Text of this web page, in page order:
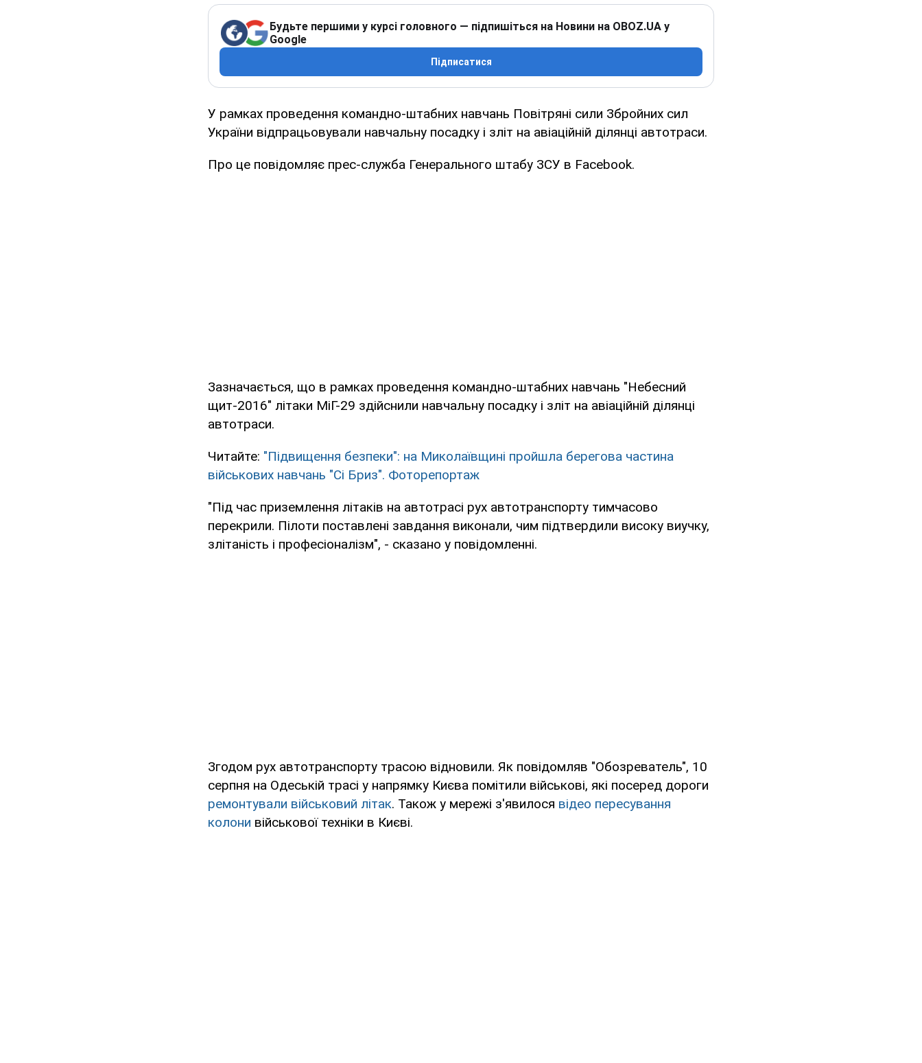
Будьте першими у курсі головного — підпишіться на Новини на OBOZ.UA у
Google
Підписатися
У рамках проведення командно-штабних навчань Повітряні сили Збройних сил
України відпрацьовували навчальну посадку і зліт на авіаційній ділянці автотраси.
Про це повідомляє прес-служба Генерального штабу ЗСУ в Facebook.
Зазначається, що в рамках проведення командно-штабних навчань "Небесний
щит-2016" літаки МіГ-29 здійснили навчальну посадку і зліт на авіаційній ділянці
автотраси.
Читайте: "Підвищення безпеки": на Миколаївщині пройшла берегова частина
військових навчань "Сі Бриз". Фоторепортаж
"Під час приземлення літаків на автотрасі рух автотранспорту тимчасово
перекрили. Пілоти поставлені завдання виконали, чим підтвердили високу виучку,
злітаність і професіоналізм", - сказано у повідомленні.
Згодом рух автотранспорту трасою відновили. Як повідомляв "Обозреватель", 10
серпня на Одеській трасі у напрямку Києва помітили військові, які посеред дороги
ремонтували військовий літак. Також у мережі з'явилося відео пересування
колони військової техніки в Києві.